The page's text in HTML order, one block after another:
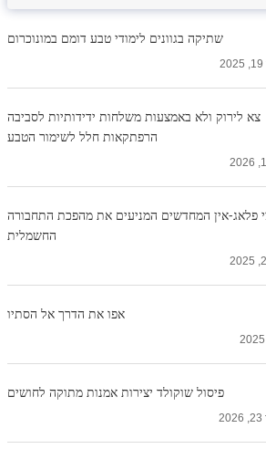
שתיקה בגוונים לימודי טבע דומם במונוכרום
צא לירוק ולא באמצעות משלחות ידידותיות לסביבה
הרפתקאות חלל לשימור הטבע
פלאג-אין המחדשים המניעים את מהפכת התחבורה
החשמלית
אפו את הדרך אל הסתיו
פיסול שוקולד יצירות אמנות מתוקה לחושים